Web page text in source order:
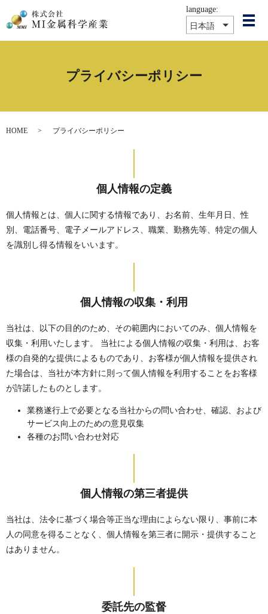
メ
language:
日本語
プライバシーポリシー
HOME プライバシーポリシー
個人情報の定義
個人情報とは、個人に関する情報であり、お名前、生年月日、性
別、電話番号、電子メールアドレス、職業、勤務先等、特定の個人
を識別し得る情報をいいます。
個人情報の収集・利用
当社は、以下の目的のため、その範囲内においてのみ、個人情報を
収集・利用いたします。 当社による個人情報の収集・利用は、お客
様の自発的な提供によるものであり、お客様が個人情報を提供され
た場合は、当社が本方針に則って個人情報を利用することをお客様
が許諾したものとします。
業務遂行上で必要となる当社からの問い合わせ、確認、および
サービス向上のための意見収集
各種のお問い合わせ対応
個人情報の第三者提供
当社は、法令に基づく場合等正当な理由によらない限り、事前に本
人の同意を得ることなく、個人情報を第三者に開示・提供すること
はありません。
委託先の監督